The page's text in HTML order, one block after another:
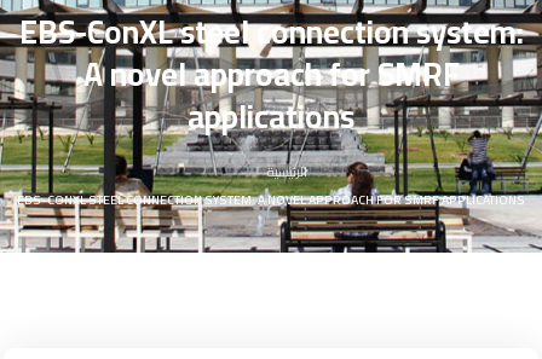
EBS-ConXL steel connection system:
A novel approach for SMRF
applications
الرئيسية
EBS-CONXL STEEL CONNECTION SYSTEM: A NOVEL APPROACH FOR SMRF APPLICATIONS